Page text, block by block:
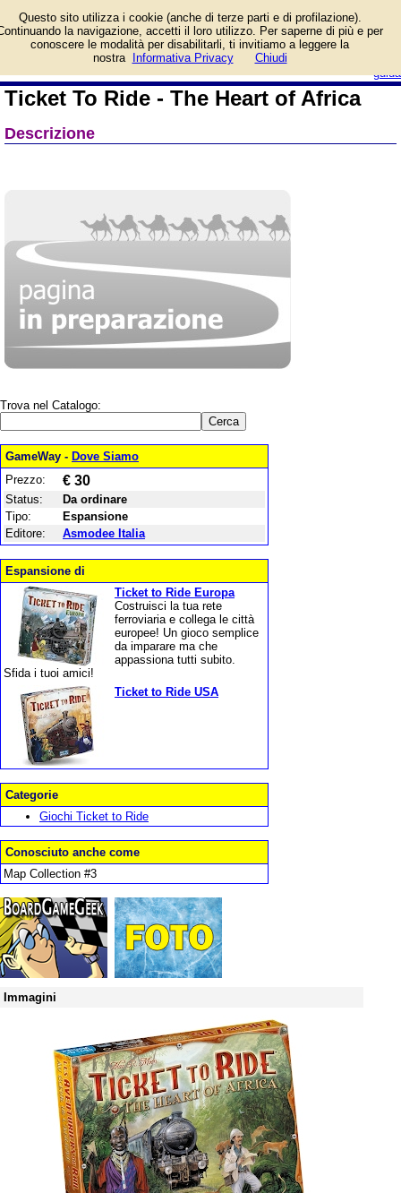
guida
Ride - The Heart of Africa
e prezzo di vendita.
Prodotto da Asmodee Italia
Ticket To Ride - The Heart of Africa
Descrizione
Trova nel Catalogo:
GameWay - Dove Siamo
Prezzo:
€ 30
Status:
Da ordinare
Tipo:
Espansione
Editore:
Asmodee Italia
Espansione di
Ticket to Ride Europa
Costruisci la tua rete
ferroviaria e collega le città
europee! Un gioco semplice
da imparare ma che
appassiona tutti subito.
Sfida i tuoi amici!
Ticket to Ride USA
Categorie
Giochi Ticket to Ride
Conosciuto anche come
Map Collection #3
Immagini
Questo sito utilizza i cookie (anche di terze parti e di profilazione).
la navigazione, accetti il loro utilizzo. Per saperne di più e per
conoscere le modalità per disabilitarli, ti invitiamo a leggere la
nostra
Informativa Privacy Chiudi